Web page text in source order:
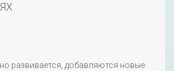
развивается, добавляются новые